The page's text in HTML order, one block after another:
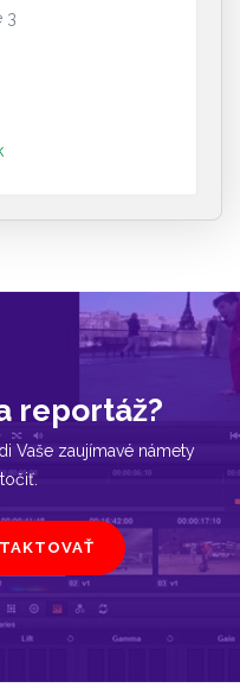
3
reportáž?
Vaše zaujímavé námety